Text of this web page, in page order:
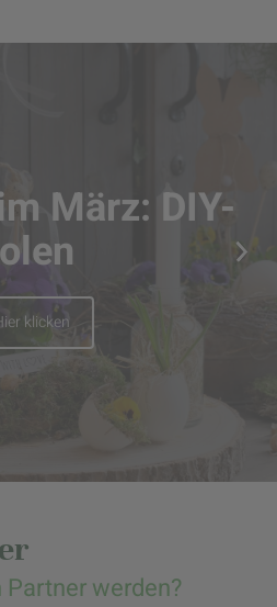
März: DIY-
klicken
werden?